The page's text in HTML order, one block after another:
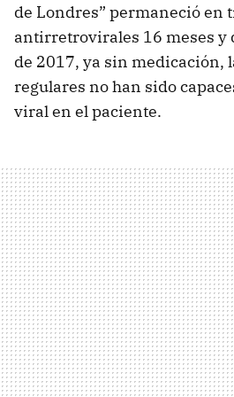
de Londres” permaneció en
antirretrovirales 16 meses y
de 2017, ya sin medicación,
regulares no han sido
viral en el paciente.